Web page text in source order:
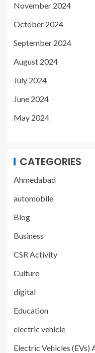
November 2024
October 2024
September 2024
August 2024
July 2024
June 2024
May 2024
CATEGORIES
Ahmedabad
automobile
Blog
Business
CSR Activity
Culture
digital
Education
electric vehicle
Electric Vehicles